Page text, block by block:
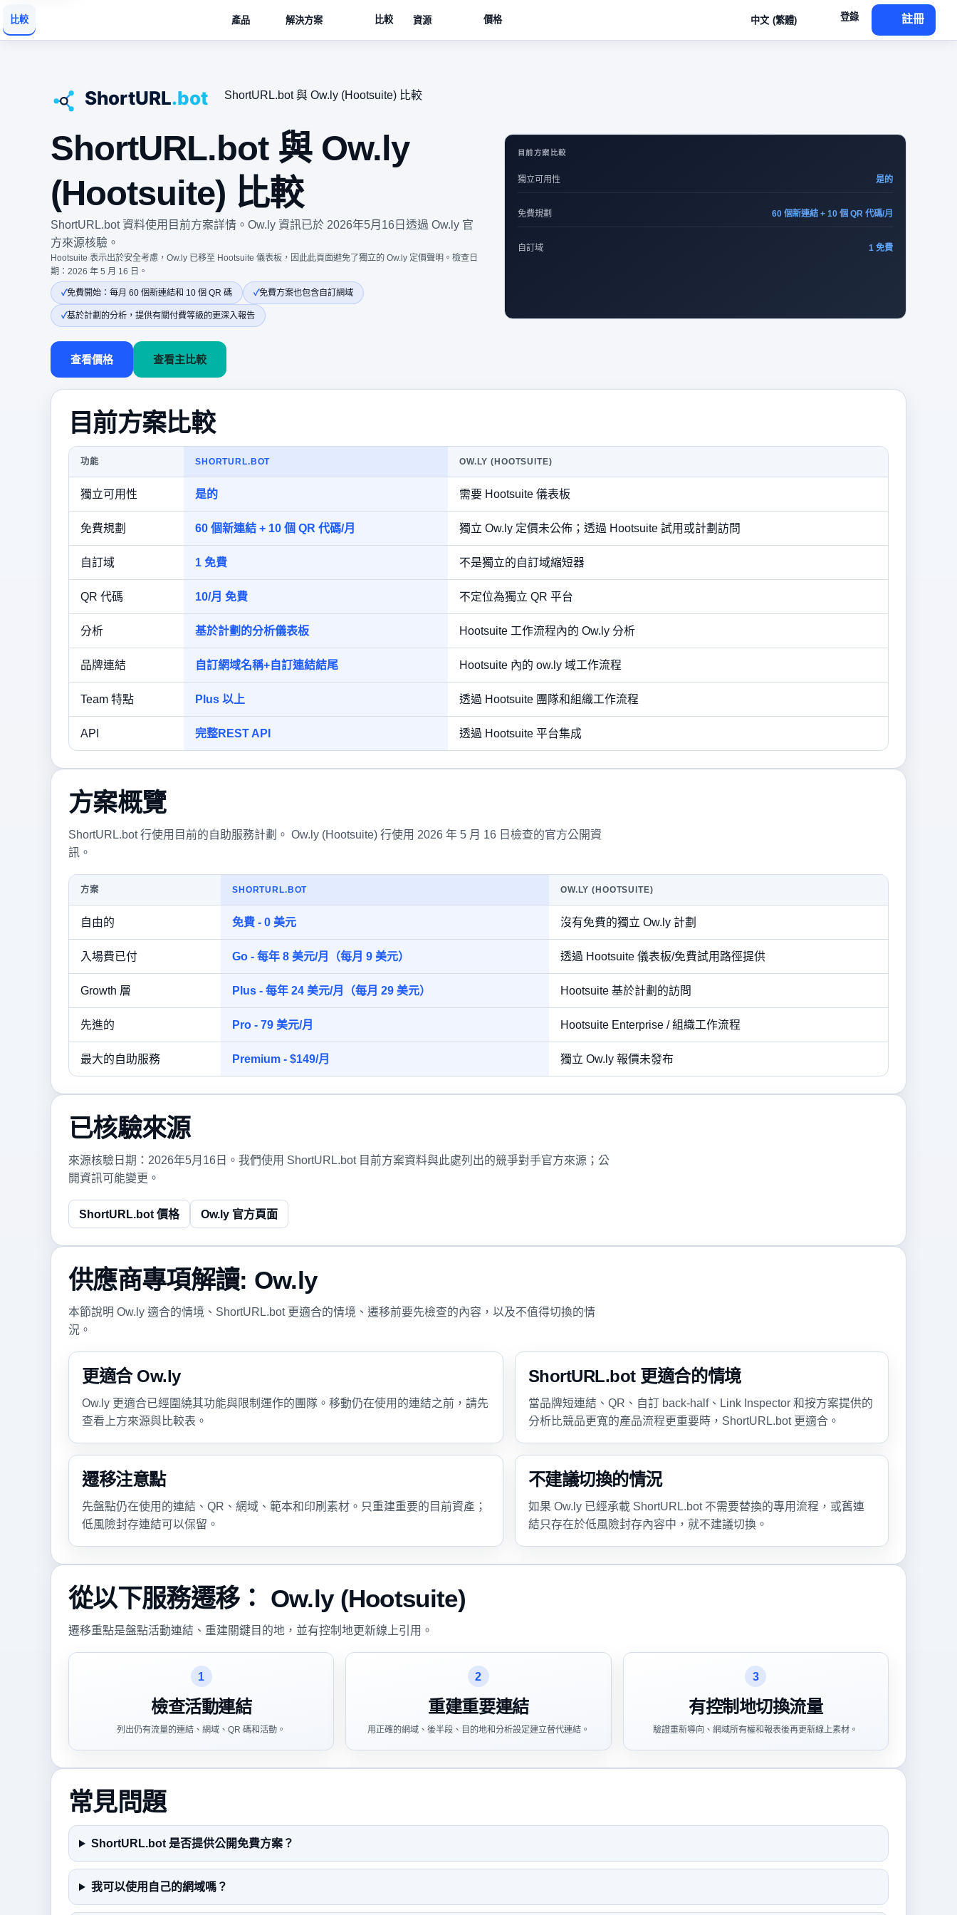
比較 產品 解決方案 比較 資源 價格 中文 (繁體) 登錄 註冊
ShortURL.bot 與 Ow.ly (Hootsuite) 比較
ShortURL.bot 與 Ow.ly
(Hootsuite) 比較
ShortURL.bot 資料使用目前方案詳情。Ow.ly 資訊已於 2026年5月16日透過 Ow.ly 官
方來源核驗。
Hootsuite 表示出於安全考慮，Ow.ly 已移至 Hootsuite 儀表板，因此此頁面避免了獨立的 Ow.ly 定價聲明。檢查日
期：2026 年 5 月 16 日。
免費開始：每月 60 個新連結和 10 個 QR 碼 免費方案也包含自訂網域
基於計劃的分析，提供有關付費等級的更深入報告
查看價格 查看主比較
目前方案比較
獨立可用性 是的
免費規劃 60 個新連結 + 10 個 QR 代碼/月
自訂域 1 免費
目前方案比較
功能 SHORTURL.BOT OW.LY (HOOTSUITE)
獨立可用性 是的 需要 Hootsuite 儀表板
免費規劃 60 個新連結 + 10 個 QR 代碼/月 獨立 Ow.ly 定價未公佈；透過 Hootsuite 試用或計劃訪問
自訂域 1 免費 不是獨立的自訂域縮短器
QR 代碼 10/月 免費 不定位為獨立 QR 平台
分析 基於計劃的分析儀表板 Hootsuite 工作流程內的 Ow.ly 分析
品牌連結 自訂網域名稱+自訂連結結尾 Hootsuite 內的 ow.ly 域工作流程
Team 特點 Plus 以上 透過 Hootsuite 團隊和組織工作流程
API 完整REST API 透過 Hootsuite 平台集成
方案概覽
ShortURL.bot 行使用目前的自助服務計劃。 Ow.ly (Hootsuite) 行使用 2026 年 5 月 16 日檢查的官方公開資
訊。
方案 SHORTURL.BOT OW.LY (HOOTSUITE)
自由的 免費 - 0 美元 沒有免費的獨立 Ow.ly 計劃
入場費已付 Go - 每年 8 美元/月（每月 9 美元） 透過 Hootsuite 儀表板/免費試用路徑提供
Growth 層 Plus - 每年 24 美元/月（每月 29 美元） Hootsuite 基於計劃的訪問
先進的 Pro - 79 美元/月 Hootsuite Enterprise / 組織工作流程
最大的自助服務 Premium - $149/月 獨立 Ow.ly 報價未發布
已核驗來源
來源核驗日期：2026年5月16日。我們使用 ShortURL.bot 目前方案資料與此處列出的競爭對手官方來源；公
開資訊可能變更。
ShortURL.bot 價格 Ow.ly 官方頁面
供應商專項解讀: Ow.ly
本節說明 Ow.ly 適合的情境、ShortURL.bot 更適合的情境、遷移前要先檢查的內容，以及不值得切換的情
況。
更適合 Ow.ly
Ow.ly 更適合已經圍繞其功能與限制運作的團隊。移動仍在使用的連結之前，請先
查看上方來源與比較表。
ShortURL.bot 更適合的情境
當品牌短連結、QR、自訂 back-half、Link Inspector 和按方案提供的
分析比競品更寬的產品流程更重要時，ShortURL.bot 更適合。
遷移注意點
先盤點仍在使用的連結、QR、網域、範本和印刷素材。只重建重要的目前資產；
低風險封存連結可以保留。
不建議切換的情況
如果 Ow.ly 已經承載 ShortURL.bot 不需要替換的專用流程，或舊連
結只存在於低風險封存內容中，就不建議切換。
從以下服務遷移： Ow.ly (Hootsuite)
遷移重點是盤點活動連結、重建關鍵目的地，並有控制地更新線上引用。
1
檢查活動連結
列出仍有流量的連結、網域、QR 碼和活動。
2
重建重要連結
用正確的網域、後半段、目的地和分析設定建立替代連結。
3
有控制地切換流量
驗證重新導向、網域所有權和報表後再更新線上素材。
常見問題
ShortURL.bot 是否提供公開免費方案？
我可以使用自己的網域嗎？